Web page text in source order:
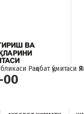
Рақобат қўмитаси
00